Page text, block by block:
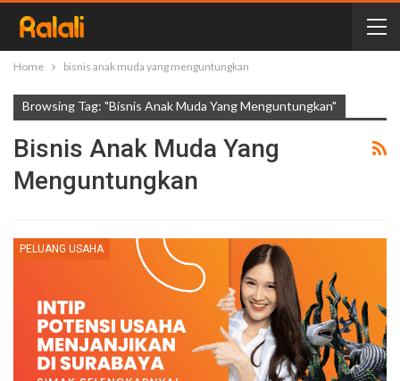
Home bisnis anak muda yang menguntungkan
Browsing Tag: "bisnis Anak Muda Yang Menguntungkan"
Bisnis Anak Muda Yang
Menguntungkan
PELUANG USAHA